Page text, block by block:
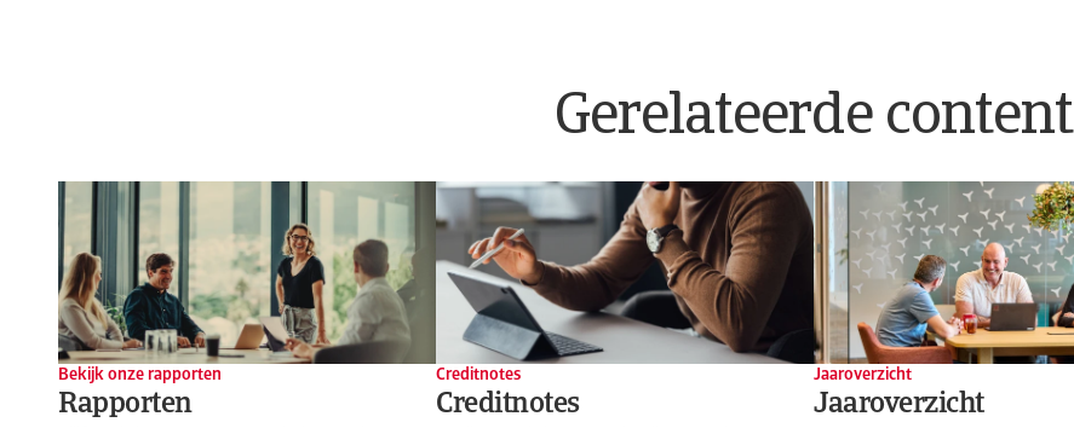
Gerelateerde content
Bekijk onze rapporten
Rapporten
Creditnotes
Creditnotes
Jaaroverzicht
Jaaroverzicht